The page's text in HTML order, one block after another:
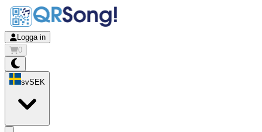
Logga in
0
svSEK